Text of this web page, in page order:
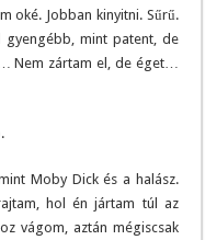
oké. Jobban kinyitni. Sűrű.
gyengébb, mint patent, de
Nem zártam el, de éget…
Moby Dick és a halász.
hol én jártam túl az
vágom, aztán mégiscsak